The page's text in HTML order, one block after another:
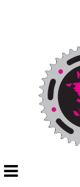
Veksle
navigasjon